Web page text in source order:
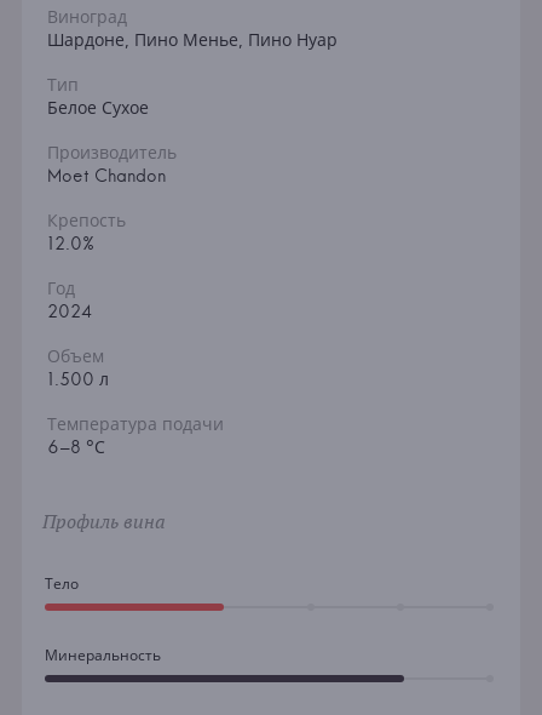
Виноград
Шардоне, Пино Менье, Пино Нуар
Тип
Белое Сухое
Производитель
Moet Chandon
Крепость
12.0%
Год
2024
Объем
1.500 л
Температура подачи
6–8 °С
Профиль вина
Тело
Минеральность